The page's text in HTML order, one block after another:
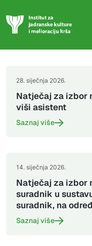
28. siječnja 2026.
Natječaj za izbor
viši asistent
Saznaj više
14. siječnja 2026.
Natječaj za izbor
suradnik u
suradnik, na
Saznaj više